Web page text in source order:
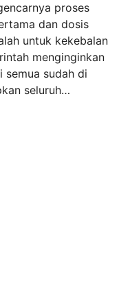
proses
dan dosis
untuk kekebalan
menginginkan
sudah di
seluruh